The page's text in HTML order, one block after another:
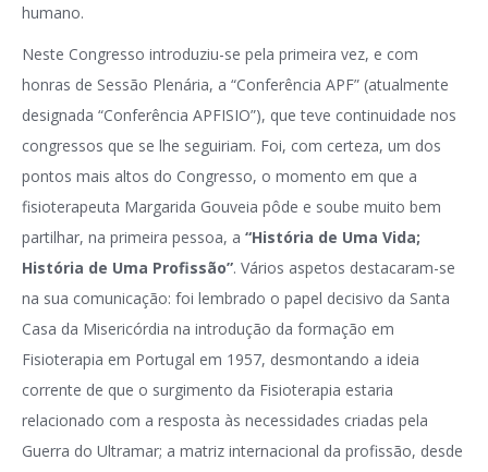
humano.
Neste Congresso introduziu-se pela primeira vez, e com
honras de Sessão Plenária, a “Conferência APF” (atualmente
designada “Conferência APFISIO”), que teve continuidade nos
congressos que se lhe seguiriam. Foi, com certeza, um dos
pontos mais altos do Congresso, o momento em que a
fisioterapeuta Margarida Gouveia pôde e soube muito bem
partilhar, na primeira pessoa, a “História de Uma Vida;
História de Uma Profissão”. Vários aspetos destacaram-se
na sua comunicação: foi lembrado o papel decisivo da Santa
Casa da Misericórdia na introdução da formação em
Fisioterapia em Portugal em 1957, desmontando a ideia
corrente de que o surgimento da Fisioterapia estaria
relacionado com a resposta às necessidades criadas pela
Guerra do Ultramar; a matriz internacional da profissão, desde